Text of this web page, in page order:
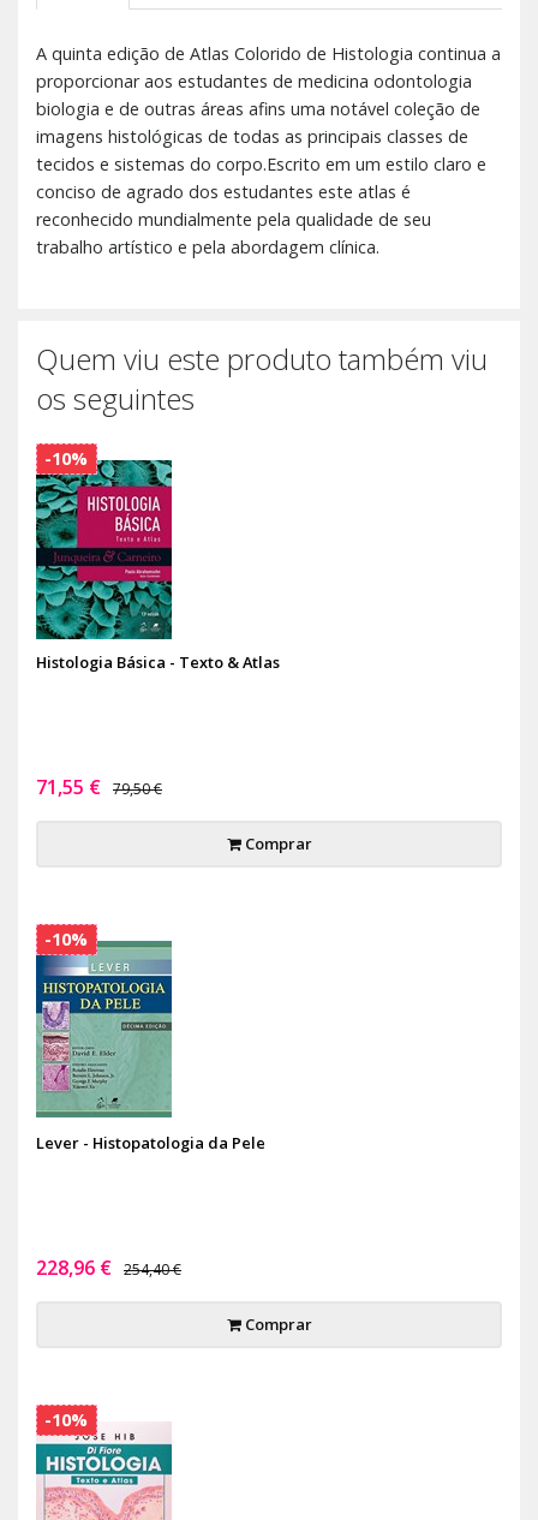
A quinta edição de Atlas Colorido de Histologia continua a
proporcionar aos estudantes de medicina odontologia
biologia e de outras áreas afins uma notável coleção de
imagens histológicas de todas as principais classes de
tecidos e sistemas do corpo.Escrito em um estilo claro e
conciso de agrado dos estudantes este atlas é
reconhecido mundialmente pela qualidade de seu
trabalho artístico e pela abordagem clínica.
Quem viu este produto também viu
os seguintes
Histologia Básica - Texto & Atlas
71,55 € 79,50 €
Comprar
-10%
Lever - Histopatologia da Pele
228,96 € 254,40 €
Comprar
-10%
-10%